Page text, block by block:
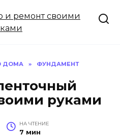
ДОМА » ФУНДАМЕНТ
руками
НА ЧТЕНИЕ
7 мин